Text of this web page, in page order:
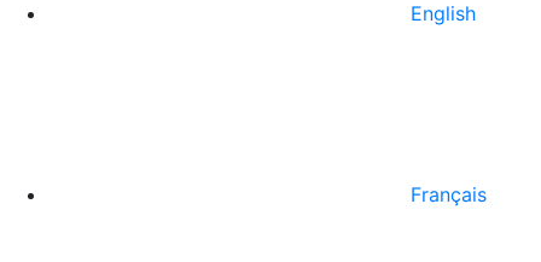
English
Français